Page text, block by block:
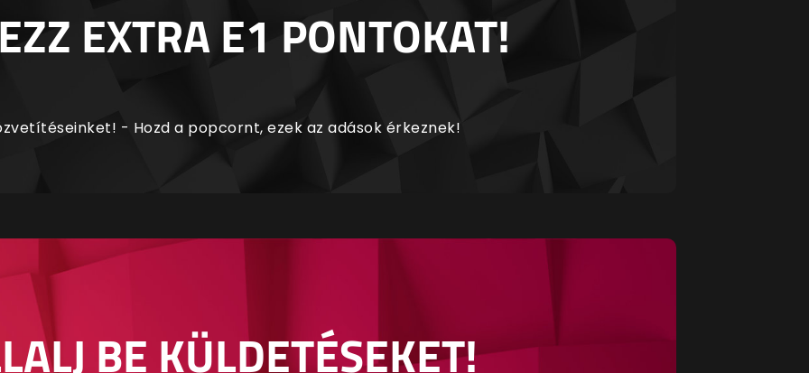
EXTRA E1 PONTOKAT!
- Hozd a popcornt, ezek az adások érkeznek!
BE KÜLDETÉSEKET!